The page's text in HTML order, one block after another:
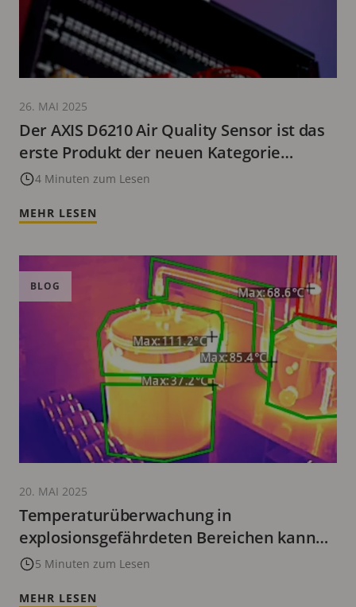
Der AXIS D6210 Air Quality Sensor ist das
erste Produkt der neuen Kategorie
Umgebungssensoren
4 Minuten zum Lesen
26. MAI 2025
MEHR LESEN
Temperaturüberwachung in
explosionsgefährdeten Bereichen kann
die Betriebseffizienz optimieren
5 Minuten zum Lesen
BLOG
20. MAI 2025
MEHR LESEN